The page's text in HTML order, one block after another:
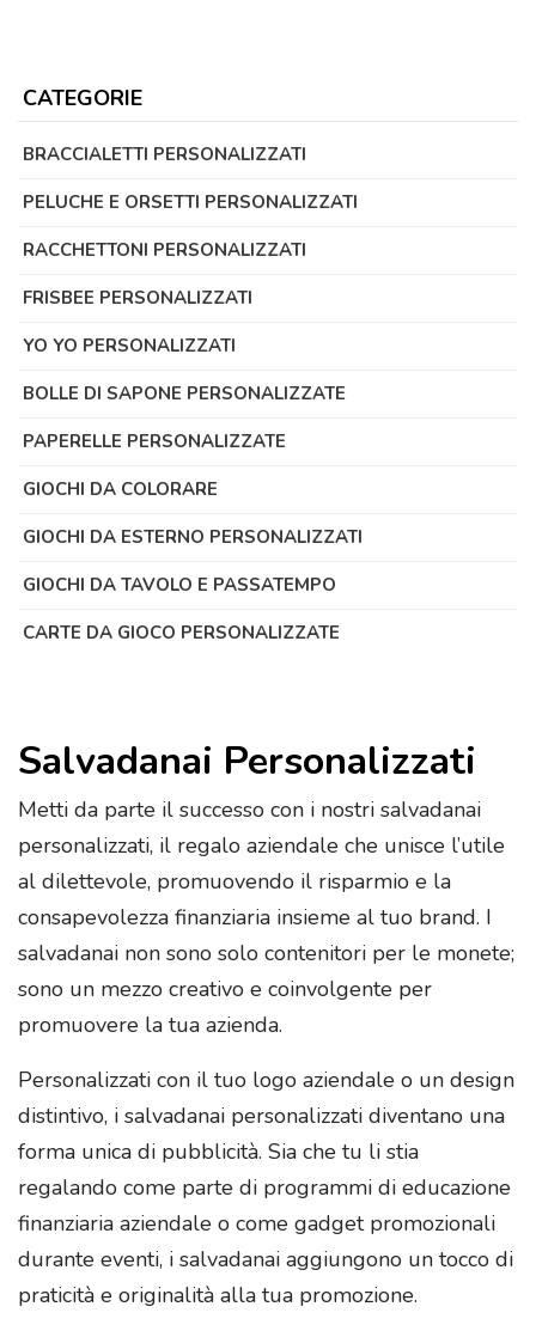
CATEGORIE
BRACCIALETTI PERSONALIZZATI
PELUCHE E ORSETTI PERSONALIZZATI
RACCHETTONI PERSONALIZZATI
FRISBEE PERSONALIZZATI
YO YO PERSONALIZZATI
BOLLE DI SAPONE PERSONALIZZATE
PAPERELLE PERSONALIZZATE
GIOCHI DA COLORARE
GIOCHI DA ESTERNO PERSONALIZZATI
GIOCHI DA TAVOLO E PASSATEMPO
CARTE DA GIOCO PERSONALIZZATE
Salvadanai Personalizzati
Metti da parte il successo con i nostri salvadanai
personalizzati, il regalo aziendale che unisce l’utile
al dilettevole, promuovendo il risparmio e la
consapevolezza finanziaria insieme al tuo brand. I
salvadanai non sono solo contenitori per le monete;
sono un mezzo creativo e coinvolgente per
promuovere la tua azienda.
Personalizzati con il tuo logo aziendale o un design
distintivo, i salvadanai personalizzati diventano una
forma unica di pubblicità. Sia che tu li stia
regalando come parte di programmi di educazione
finanziaria aziendale o come gadget promozionali
durante eventi, i salvadanai aggiungono un tocco di
praticità e originalità alla tua promozione.